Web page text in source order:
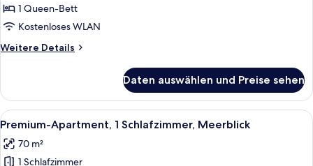
1 Queen-Bett
Kostenloses WLAN
Weitere Details
Weitere
Daten auswählen und Preise sehen
Alle
Fotos
für
Smart-TV, Netflix, Streaming-Dienste
12
Premium-Apartment, 1 Schlafzimmer, Meerblick
70 m²
1 Schlafzimmer